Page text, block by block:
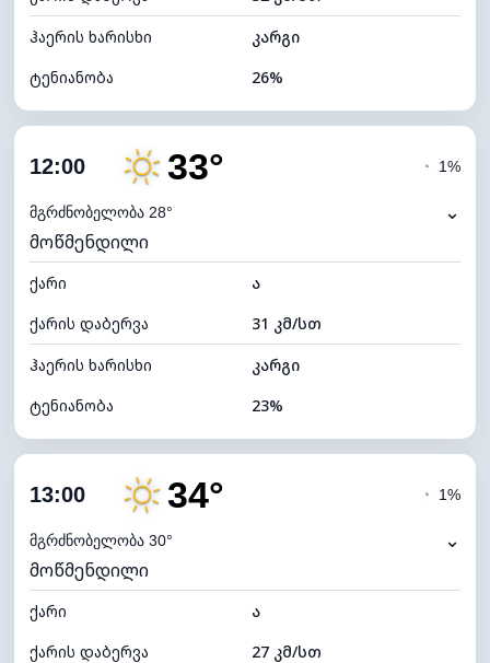
ჰაერის ხარისხი
კარგი
ტენიანობა
26%
ღრუბლიანობა
ნამის წერტილი
ხილვადობა
განათების ინდექსი 7 (ნათელი)
ღრუბლის სიმაღლე 11680 მ
12:00 33°
მგრძნობელობა 28°
◔ 1%
⌄
მოწმენდილი
ქარი
ა
ქარის დაბერვა
31 კმ/სთ
ჰაერის ხარისხი
კარგი
ტენიანობა
23%
ღრუბლიანობა
ნამის წერტილი
ხილვადობა
განათების ინდექსი 7 (ნათელი)
ღრუბლის სიმაღლე 11040 მ
13:00 34°
მგრძნობელობა 30°
◔ 1%
⌄
მოწმენდილი
ქარი
ა
ქარის დაბერვა
27 კმ/სთ